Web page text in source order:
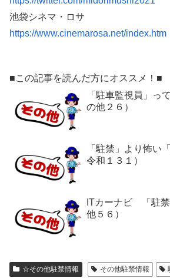
池袋シネマ・ロサ
https://www.cinemarosa.net/index.htm
■この記事を読んだ方にオススメ！■
「駐車監視員」
の他２６）
「駐禁」より怖い
令和１３１）
ITカーナビ 「駐
他５６）
☆その他駐禁情報 その他駐禁情報